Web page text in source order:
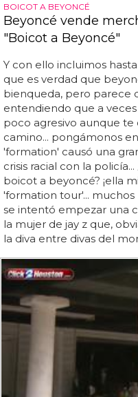
BOICOT A BEYONCÉ
Beyoncé vende
"Boicot a Beyoncé"
Y con ello incluimos
que es verdad que
bienqueda, pero parece
entendiendo que a
poco agresivo aunque te
camino... pongámonos
'formation' causó una
crisis racial con la
boicot a beyoncé? ¡ella
'formation tour'...
se intentó empezar una
la mujer de jay z que,
la diva entre divas del